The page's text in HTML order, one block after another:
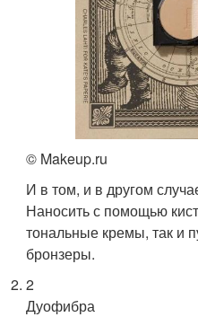
© Makeup.ru
И в том, и в другом
Наносить с помощью
тональные кремы, так и
бронзеры.
2
Дуофибра